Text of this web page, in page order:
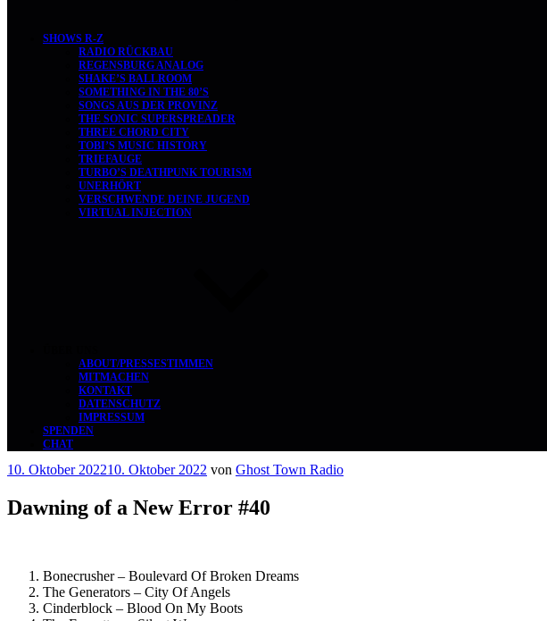
SHOWS R-Z
RADIO RÜCKBAU
REGENSBURG ANALOG
SHAKE’S BALLROOM
SOMETHING IN THE 80’S
SONGS AUS DER PROVINZ
THE SONIC SUPERSPREADER
THREE CHORD CITY
TOBI’S MUSIC HISTORY
TRIEFAUGE
TURBO’S DEATHPUNK TOURISM
UNERHÖRT
VERSCHWENDE DEINE JUGEND
VIRTUAL INJECTION
ABOUT/PRESSESTIMMEN
MITMACHEN
KONTAKT
DATENSCHUTZ
IMPRESSUM
SPENDEN
CHAT
Veröffentlicht
10. Oktober 202210. Oktober 2022 von Ghost Town Radio
Dawning of a New Error #40
Bonecrusher – Boulevard Of Broken Dreams
The Generators – City Of Angels
Cinderblock – Blood On My Boots